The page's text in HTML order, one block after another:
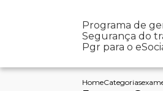
Programa de
Segurança do
Pgr para o
HomeCategorias